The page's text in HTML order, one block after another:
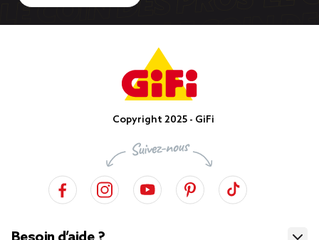
Copyright 2025 - GiFi